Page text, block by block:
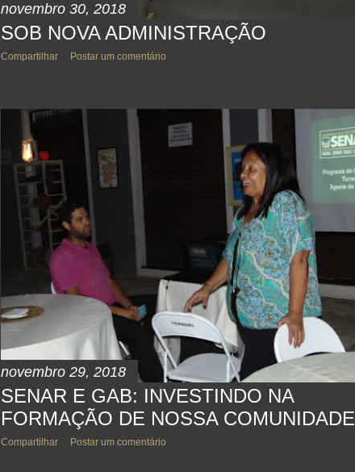
novembro 30, 2018
SOB NOVA ADMINISTRAÇÃO
Compartilhar Postar um comentário
novembro 29, 2018
SENAR E GAB: INVESTINDO NA
FORMAÇÃO DE NOSSA COMUNIDADE
Compartilhar Postar um comentário